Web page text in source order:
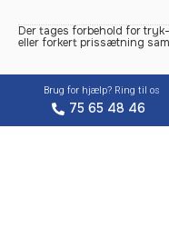
Der tages forbehold for
eller forkert prissætning
Brug for hjælp? Ring til os
75 65 48 46